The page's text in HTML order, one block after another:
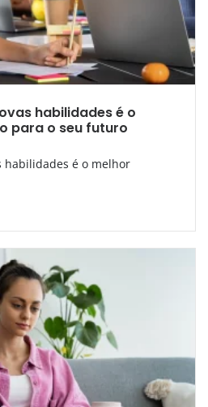
habilidades é o
para o seu futuro
habilidades é o melhor